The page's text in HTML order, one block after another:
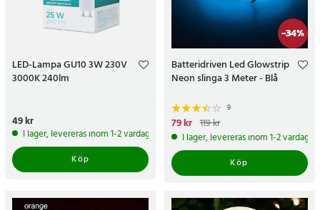
LED-Lampa GU10 3W 230V
3000K 240lm
Pris:
49 kr
I lager, levereras inom 1-2 vardagar
Köp
-34%
Batteridriven Led Glowstrip
Neon slinga 3 Meter - Blå
9
Nuvarande pris
pris:119 kr
79 kr 119 kr
I lager, levereras inom 1-2 vardagar
Köp